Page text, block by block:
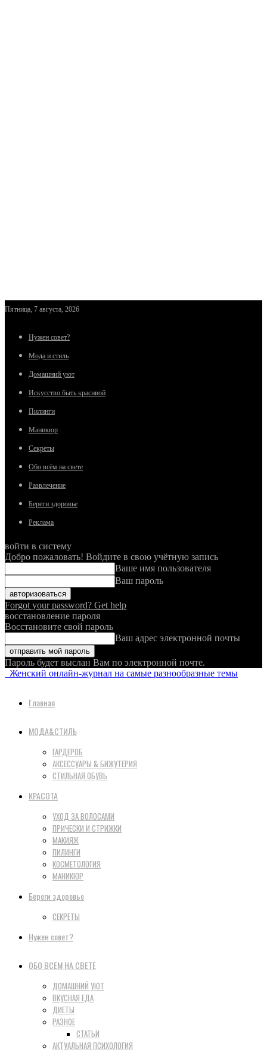
Пятница, 7 августа, 2026
Нужен совет?
Мода и стиль
Домашний уют
Искусство быть красивой
Пилинги
Маникюр
Секреты
Обо всём на свете
Развлечение
Береги здоровье
Реклама
войти в систему
Добро пожаловать! Войдите в свою учётную запись
Ваше имя пользователя
Ваш пароль
Forgot your password? Get help
восстановление пароля
Восстановите свой пароль
Ваш адрес электронной почты
Пароль будет выслан Вам по электронной почте.
Женский онлайн-журнал на самые разнообразные темы
Главная
МОДА&СТИЛЬ
ГАРДЕРОБ
АКСЕССУАРЫ & БИЖУТЕРИЯ
СТИЛЬНАЯ ОБУВЬ
КРАСОТА
УХОД ЗА ВОЛОСАМИ
ПРИЧЕСКИ И СТРИЖКИ
МАКИЯЖ
ПИЛИНГИ
КОСМЕТОЛОГИЯ
МАНИКЮР
Береги здоровье
СЕКРЕТЫ
Нужен совет?
ОБО ВСЕМ НА СВЕТЕ
ДОМАШНИЙ УЮТ
ВКУСНАЯ ЕДА
ДИЕТЫ
РАЗНОЕ
СТАТЬИ
АКТУАЛЬНАЯ ПСИХОЛОГИЯ